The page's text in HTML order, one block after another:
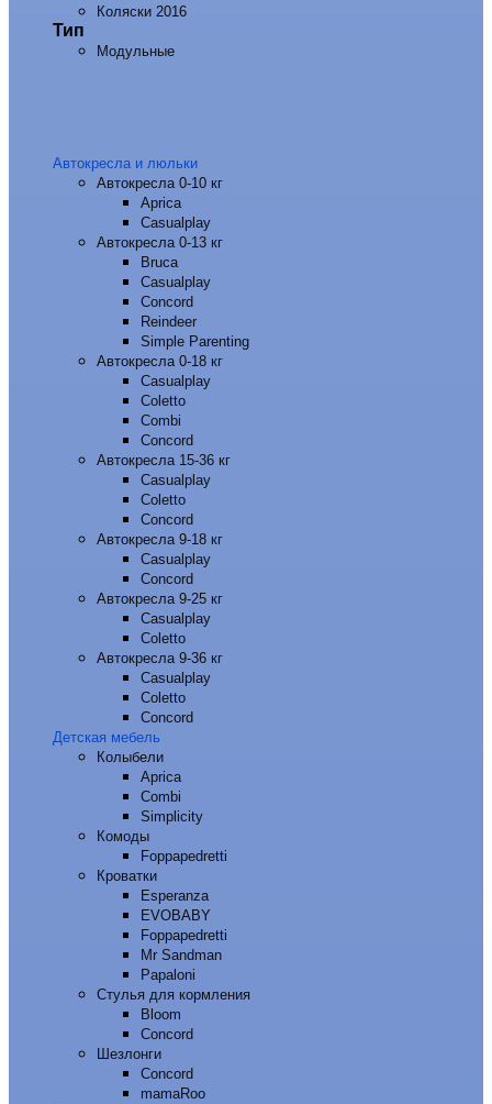
Коляски 2016
Тип
Модульные
Автокресла и люльки
Автокресла 0-10 кг
Aprica
Casualplay
Автокресла 0-13 кг
Bruca
Casualplay
Concord
Reindeer
Simple Parenting
Автокресла 0-18 кг
Casualplay
Coletto
Combi
Concord
Автокресла 15-36 кг
Casualplay
Coletto
Concord
Автокресла 9-18 кг
Casualplay
Concord
Автокресла 9-25 кг
Casualplay
Coletto
Автокресла 9-36 кг
Casualplay
Coletto
Concord
Детская мебель
Колыбели
Aprica
Combi
Simplicity
Комоды
Foppapedretti
Кроватки
Esperanza
EVOBABY
Foppapedretti
Mr Sandman
Papaloni
Стулья для кормления
Bloom
Concord
Шезлонги
Concord
mamaRoo